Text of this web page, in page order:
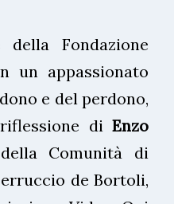
Fondazione
un appassionato
e del perdono,
di Enzo
Comunità di
de Bortoli,